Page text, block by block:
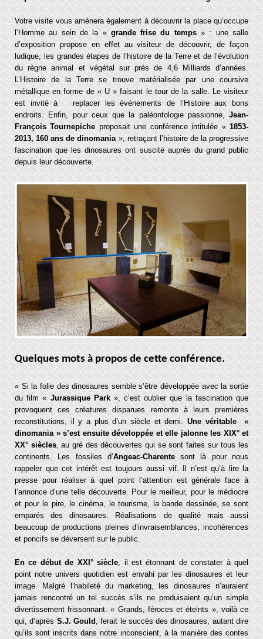
Votre visite vous amènera également à découvrir la place qu’occupe
l’Homme au sein de la «grande frise du temps» : une salle
d’exposition propose en effet au visiteur de découvrir, de façon
ludique, les grandes étapes de l’histoire de la Terre et de l’évolution
du règne animal et végétal sur près de 4,6 Milliards d’années.
L’Histoire de la Terre se trouve matérialisée par une coursive
métallique en forme de « U » faisant le tour de la salle. Le visiteur
est invité à replacer les événements de l’Histoire aux bons
endroits. Enfin, pour ceux que la paléontologie passionne,Jean-
François Tournepicheproposait une conférence intitulée «1853-
2013, 160 ans de dinomania», retraçant l’histoire de la progressive
fascination que les dinosaures ont suscité auprès du grand public
depuis leur découverte.
Quelques mots à propos de cette conférence.
« Si la folie des dinosaures semble s’être développée avec la sortie
du film «Jurassique Park», c’est oublier que la fascination que
provoquent ces créatures disparues remonte à leurs premières
reconstitutions, il y a plus d’un siècle et demi.Une véritable «
dinomania » s’est ensuite développée et elle jalonne les XIX° et
XX° siècles, au gré des découvertes qui se sont faites sur tous les
continents. Les fossiles d’Angeac-Charentesont là pour nous
rappeler que cet intérêt est toujours aussi vif. Il n’est qu’à lire la
presse pour réaliser à quel point l’attention est générale face à
l’annonce d’une telle découverte. Pour le meilleur, pour le médiocre
et pour le pire, le cinéma, le tourisme, la bande dessinée, se sont
emparés des dinosaures. Réalisations de qualité mais aussi
beaucoup de productions pleines d’invraisemblances, incohérences
et poncifs se déversent sur le public.
En ce début de XXI° siècle, il est étonnant de constater à quel
point notre univers quotidien est envahi par les dinosaures et leur
image. Malgré l’habileté du marketing, les dinosaures n’auraient
jamais rencontré un tel succès s’ils ne produisaient qu’un simple
divertissement frissonnant. « Grands, féroces et éteints », voilà ce
qui, d’aprèsS.J. Gould, ferait le succès des dinosaures, autant dire
qu’ils sont inscrits dans notre inconscient, à la manière des contes